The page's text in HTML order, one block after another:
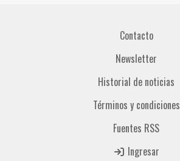
Contacto
Newsletter
Historial de noticias
Términos y condiciones
Fuentes RSS
Ingresar